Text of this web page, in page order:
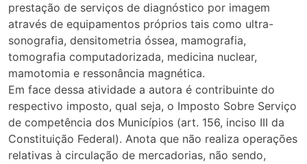
prestação de serviços de diagnóstico por imagem
através de equipamentos próprios tais como ultra-
sonografia, densitometria óssea, mamografia,
tomografia computadorizada, medicina nuclear,
mamotomia e ressonância magnética.
Em face dessa atividade a autora é contribuinte do
respectivo imposto, qual seja, o Imposto Sobre Serviço
de competência dos Municípios (art. 156, inciso III da
Constituição Federal). Anota que não realiza operações
relativas à circulação de mercadorias, não sendo,